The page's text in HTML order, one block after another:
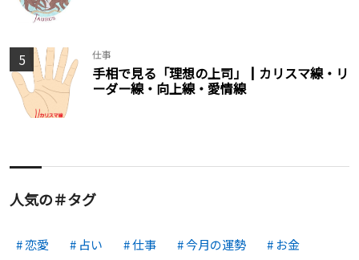
5 仕事
手相で見る「理想の上司」┃カリスマ線・リ
ーダー線・向上線・愛情線
人気の＃タグ
恋愛 占い 仕事 今月の運勢
お金